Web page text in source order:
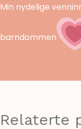
Min nydelige
barndommen
Relaterte